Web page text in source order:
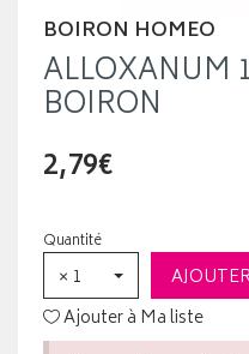
BOIRON HOMEO
ALLOXANUM
BOIRON
2,79€
Quantité
× 1
Ajouter à Ma liste